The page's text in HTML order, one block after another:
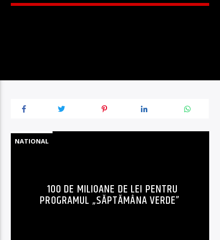
NATIONAL
100 DE MILIOANE DE LEI PENTRU
PROGRAMUL „SĂPTĂMÂNA VERDE”